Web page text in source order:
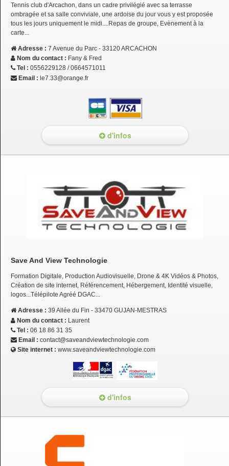
Tennis club d'Arcachon, dans un cadre privilégié avec sa terrasse
ombragée et sa salle conviviale, une ardoise du jour vous y est proposée
tous les jours uniquement le midi....Repas de groupe, Evènement à la
carte...
Adresse : 7 Avenue du Parc - 33120 ARCACHON
Nom du contact : Fany & Fred
Tel : 0556229128 / 0664571011
Email : le7.33@orange.fr
d'infos
Save And View Technologie
Formation Digitale, Production Audiovisuelle, Drone & 4K Vidéos & Photos,
Création de site internet, Référencement, Hébergement, Identité visuelle,
logos...Télépilote Agréé DGAC...
Adresse : 39 Allée du Fin - 33470 GUJAN-MESTRAS
Nom du contact : Laurent
Tel : 06 18 86 31 35
Email : contact@saveandviewtechnologie.com
Site internet : www.saveandviewtechnologie.com
d'infos